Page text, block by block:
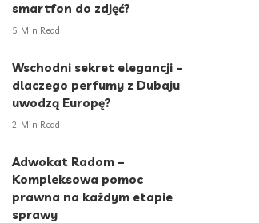
smartfon do zdjęć?
5 Min Read
Wschodni sekret elegancji –
dlaczego perfumy z Dubaju
uwodzą Europę?
2 Min Read
Adwokat Radom –
Kompleksowa pomoc
prawna na każdym etapie
sprawy